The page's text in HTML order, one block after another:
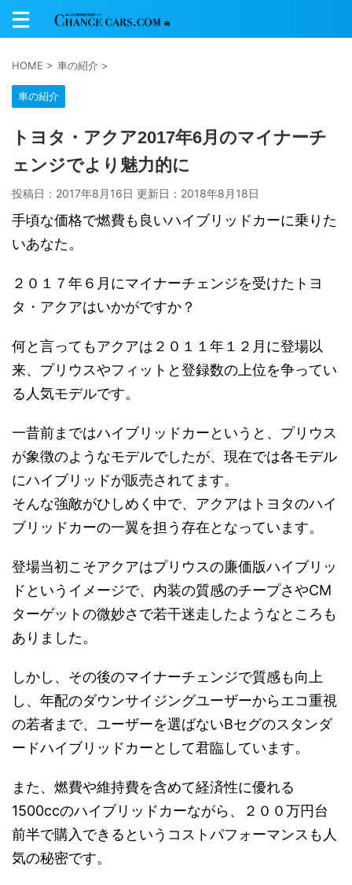
HOME > 車の紹介 >
車の紹介
トヨタ・アクア2017年6月のマイナーチ
ェンジでより魅力的に
投稿日：2017年8月16日 更新日： 2018年8月18日
手頃な価格で燃費も良いハイブリッドカーに乗りた
いあなた。
２０１７年６月にマイナーチェンジを受けたトヨ
タ・アクアはいかがですか？
何と言ってもアクアは２０１１年１２月に登場以
来、プリウスやフィットと登録数の上位を争ってい
る人気モデルです。
一昔前まではハイブリッドカーというと、プリウス
が象徴のようなモデルでしたが、現在では各モデル
にハイブリッドが販売されてます。
そんな強敵がひしめく中で、アクアはトヨタのハイ
ブリッドカーの一翼を担う存在となっています。
登場当初こそアクアはプリウスの廉価版ハイブリッ
ドというイメージで、内装の質感のチープさやCM
ターゲットの微妙さで若干迷走したようなところも
ありました。
しかし、その後のマイナーチェンジで質感も向上
し、年配のダウンサイジングユーザーからエコ重視
の若者まで、ユーザーを選ばないBセグのスタンダ
ードハイブリッドカーとして君臨しています。
また、燃費や維持費を含めて経済性に優れる
1500ccのハイブリッドカーながら、２００万円台
前半で購入できるというコストパフォーマンスも人
気の秘密です。